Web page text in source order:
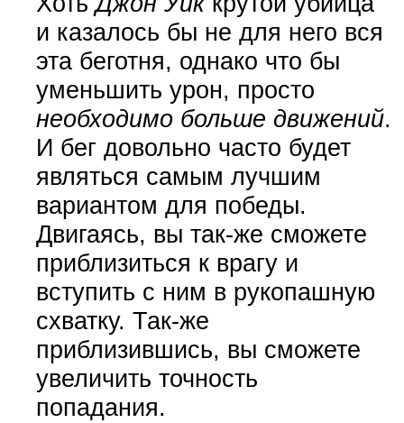
и казалось бы не для него вся
эта беготня, однако что бы
уменьшить урон, просто
необходимо больше движений.
И бег довольно часто будет
являться самым лучшим
вариантом для победы.
Двигаясь, вы так-же сможете
приблизиться к врагу и
вступить с ним в рукопашную
схватку. Так-же
приблизившись, вы сможете
увеличить точность
попадания.